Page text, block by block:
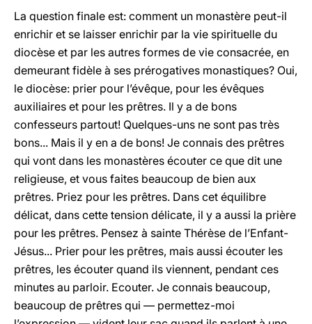
La question finale est: comment un monastère peut-il
enrichir et se laisser enrichir par la vie spirituelle du
diocèse et par les autres formes de vie consacrée, en
demeurant fidèle à ses prérogatives monastiques? Oui,
le diocèse: prier pour l’évêque, pour les évêques
auxiliaires et pour les prêtres. Il y a de bons
confesseurs partout! Quelques-uns ne sont pas très
bons... Mais il y en a de bons! Je connais des prêtres
qui vont dans les monastères écouter ce que dit une
religieuse, et vous faites beaucoup de bien aux
prêtres. Priez pour les prêtres. Dans cet équilibre
délicat, dans cette tension délicate, il y a aussi la prière
pour les prêtres. Pensez à sainte Thérèse de l’Enfant-
Jésus... Prier pour les prêtres, mais aussi écouter les
prêtres, les écouter quand ils viennent, pendant ces
minutes au parloir. Ecouter. Je connais beaucoup,
beaucoup de prêtres qui — permettez-moi